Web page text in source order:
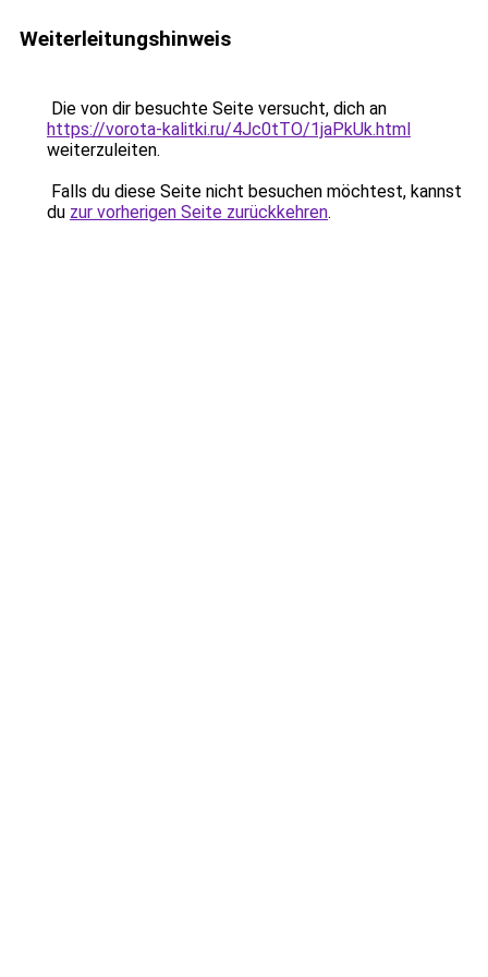
Weiterleitungshinweis
Die von dir besuchte Seite versucht, dich an
https://vorota-kalitki.ru/4Jc0tTO/1jaPkUk.html
weiterzuleiten.
Falls du diese Seite nicht besuchen möchtest, kannst
du zur vorherigen Seite zurückkehren.